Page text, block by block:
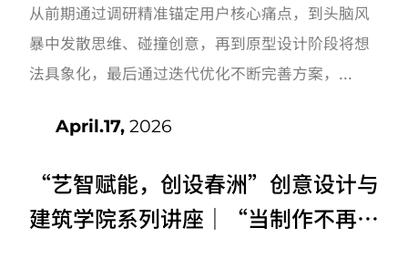
从前期通过调研精准锚定用户核心痛点，到头脑风
暴中发散思维、碰撞创意，再到原型设计阶段将想
法具象化，最后通过迭代优化不断完善方案，...
April.17,2026
“艺智赋能，创设春洲”创意设计与
建筑学院系列讲座｜“当制作不再是